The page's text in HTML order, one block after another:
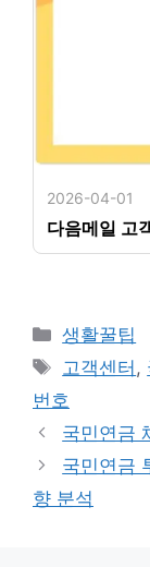
2026-04-01
다음메일 고
카
테
리
생활꿀팁
태
그
고객센터 ,
번호
국민연금
국민연금
향 분석